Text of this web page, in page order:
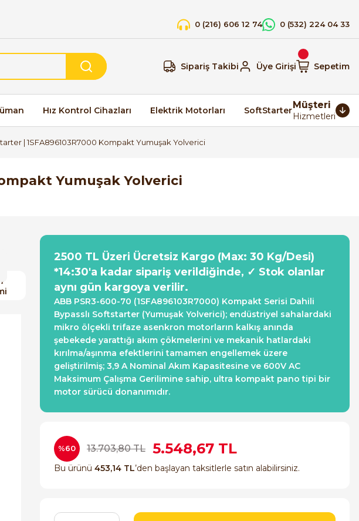
0 (216) 606 12 74 0 (532) 224 04 33
Sipariş Takibi Üye Girişi Sepetim
Hız Kontrol Cihazları Elektrik Motorları SoftStarterMüşteri
Hizmetleri
| 1SFA896103R7000 Kompakt Yumuşak Yolverici
Yumuşak Yolverici
2500 TL Üzeri Ücretsiz Kargo (Max: 30 Kg/Desi)
*14:30'a kadar sipariş verildiğinde, ✓ Stok olanlar
aynı gün kargoya verilir.
ABB PSR3-600-70 (1SFA896103R7000) Kompakt Serisi Dahili
Bypasslı Softstarter (Yumuşak Yolverici); endüstriyel sahalardaki
mikro ölçekli trifaze asenkron motorların kalkış anında
şebekede yarattığı akım çökmelerini ve mekanik hatlardaki
kırılma/aşınma efektlerini tamamen engellemek üzere
geliştirilmiş; 3,9 A Nominal Akım Kapasitesine ve 600V AC
Maksimum Çalışma Gerilimine sahip, ultra kompakt pano tipi bir
motor sürücü donanımıdır.
%60 13.703,80 TL 5.548,67 TL
Bu ürünü 453,14 TL’den başlayan taksitlerle satın alabilirsiniz.